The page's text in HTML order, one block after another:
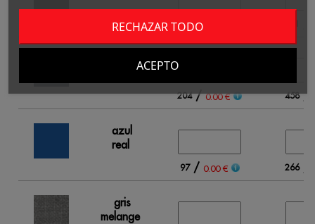
265/
204/0.00 € 458/
azul
real
97/ 0.00 € 266/
gris
melange
RECHAZAR TODO
ACEPTO